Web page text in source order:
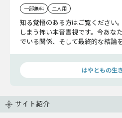
一部無料 二人用
知る覚悟のある方はご覧ください
しまう怖い本音霊視です。今あな
でいる関係、そして最終的な結論
はやともの生
サイト紹介